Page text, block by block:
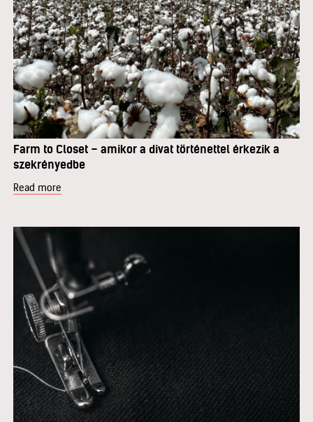
Farm to Closet – amikor a divat történettel érkezik a
szekrényedbe
Read more